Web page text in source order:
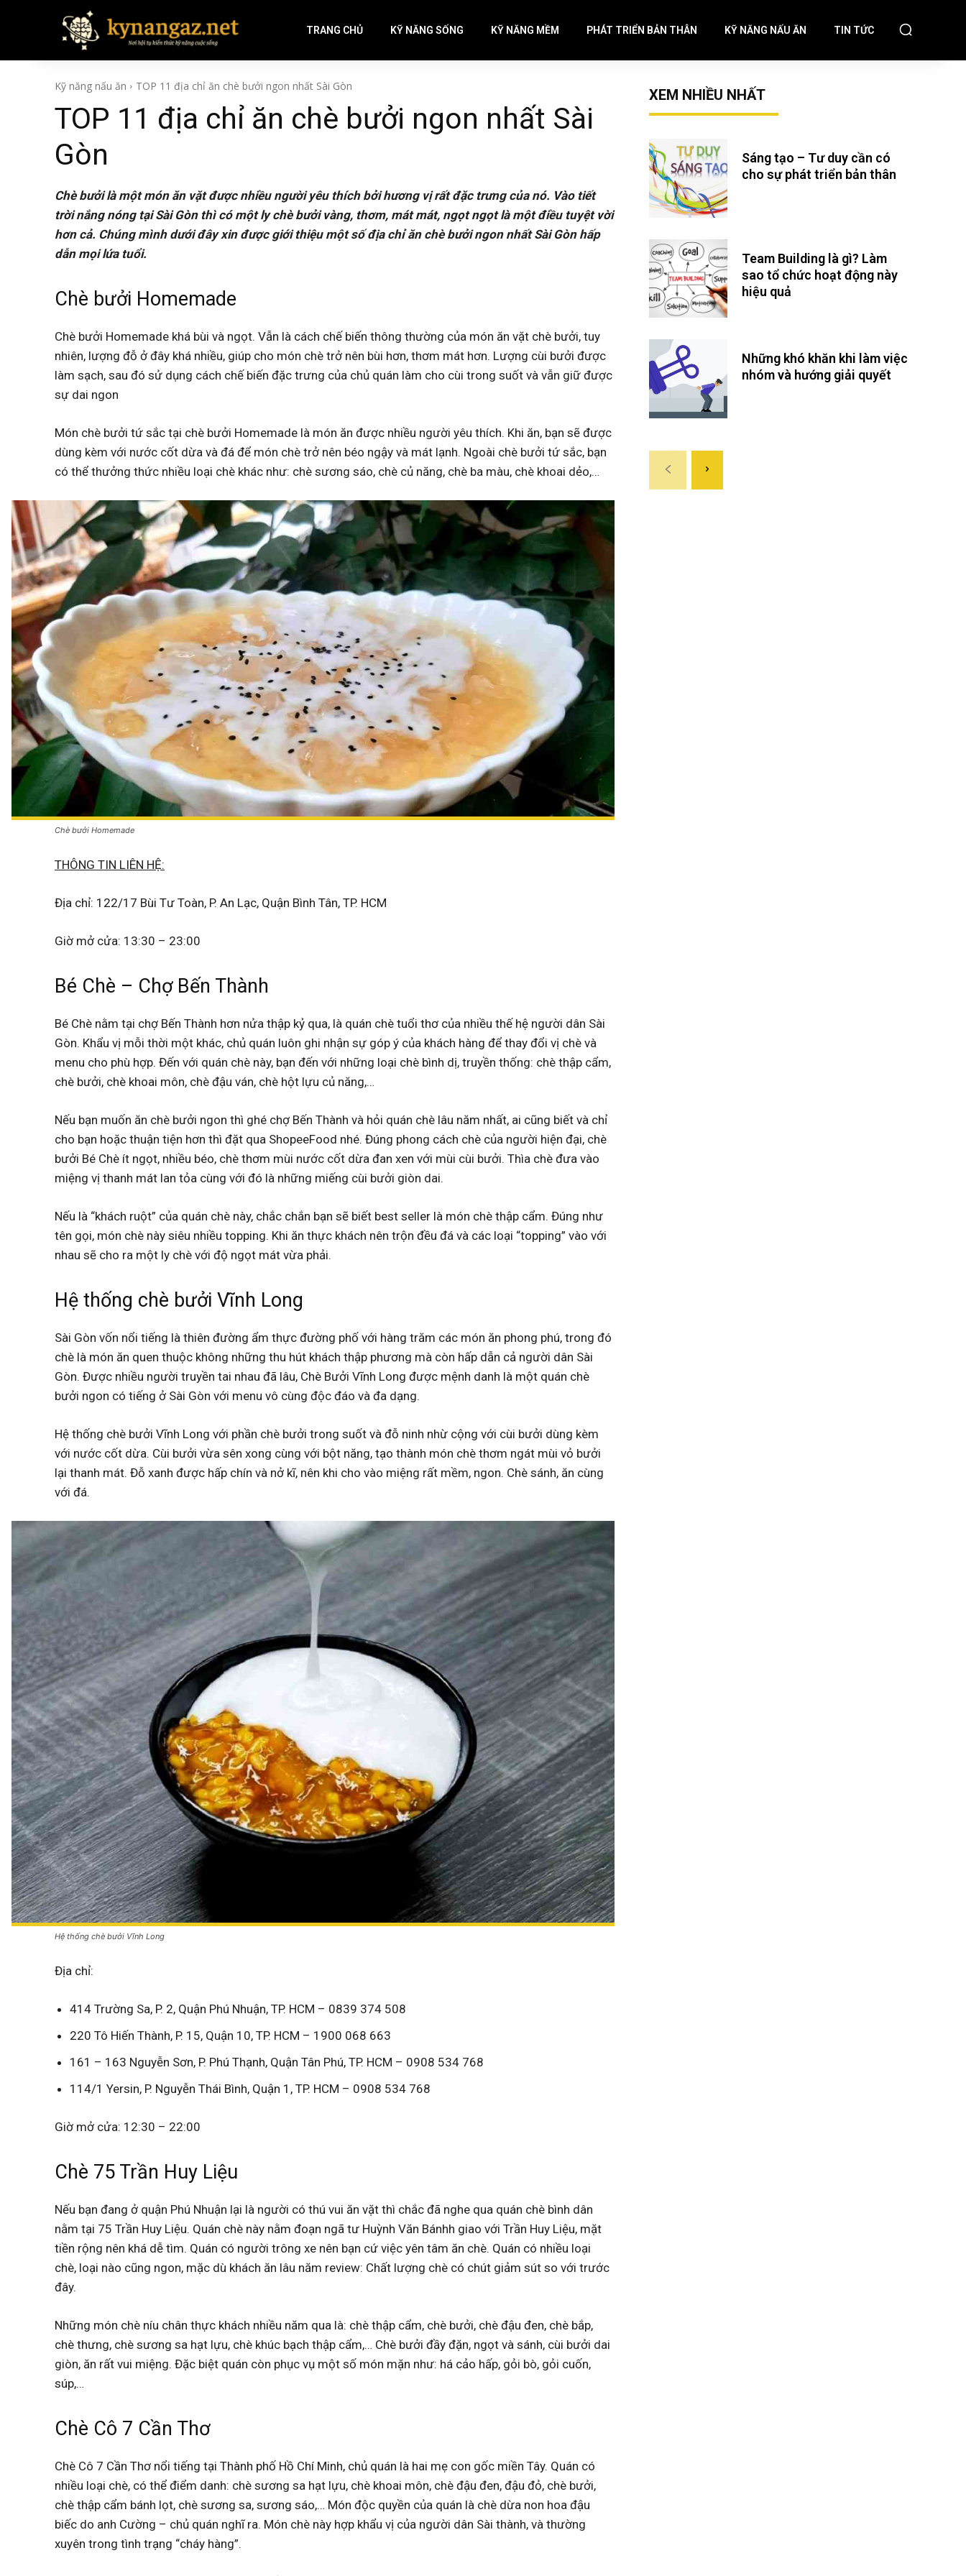
TRANG CHỦ KỸ NĂNG SỐNG KỸ NĂNG MỀM PHÁT TRIỂN BẢN THÂN KỸ NĂNG NẤU ĂN TIN TỨC
Kỹ năng nấu ăn TOP 11 địa chỉ ăn chè bưởi ngon nhất Sài Gòn
TOP 11 địa chỉ ăn chè bưởi ngon nhất Sài
Gòn
Chè bưởi là một món ăn vặt được nhiều người yêu thích bởi hương vị rất đặc trưng của nó. Vào tiết
trời nắng nóng tại Sài Gòn thì có một ly chè bưởi vàng, thơm, mát mát, ngọt ngọt là một điều tuyệt vời
hơn cả. Chúng mình dưới đây xin được giới thiệu một số địa chỉ ăn chè bưởi ngon nhất Sài Gòn hấp
dẫn mọi lứa tuổi.
Chè bưởi Homemade
Chè bưởi Homemade khá bùi và ngọt. Vẫn là cách chế biến thông thường của món ăn vặt chè bưởi, tuy
nhiên, lượng đỗ ở đây khá nhiều, giúp cho món chè trở nên bùi hơn, thơm mát hơn. Lượng cùi bưởi được
làm sạch, sau đó sử dụng cách chế biến đặc trưng của chủ quán làm cho cùi trong suốt và vẫn giữ được
sự dai ngon
Món chè bưởi tứ sắc tại chè bưởi Homemade là món ăn được nhiều người yêu thích. Khi ăn, bạn sẽ được
dùng kèm với nước cốt dừa và đá để món chè trở nên béo ngậy và mát lạnh. Ngoài chè bưởi tứ sắc, bạn
có thể thưởng thức nhiều loại chè khác như: chè sương sáo, chè củ năng, chè ba màu, chè khoai dẻo,…
Chè bưởi Homemade
THÔNG TIN LIÊN HỆ:
Địa chỉ: 122/17 Bùi Tư Toàn, P. An Lạc, Quận Bình Tân, TP. HCM
Giờ mở cửa: 13:30 – 23:00
Bé Chè – Chợ Bến Thành
Bé Chè nằm tại chợ Bến Thành hơn nửa thập kỷ qua, là quán chè tuổi thơ của nhiều thế hệ người dân Sài
Gòn. Khẩu vị mỗi thời một khác, chủ quán luôn ghi nhận sự góp ý của khách hàng để thay đổi vị chè và
menu cho phù hợp. Đến với quán chè này, bạn đến với những loại chè bình dị, truyền thống: chè thập cẩm,
chè bưởi, chè khoai môn, chè đậu ván, chè hột lựu củ năng,…
Nếu bạn muốn ăn chè bưởi ngon thì ghé chợ Bến Thành và hỏi quán chè lâu năm nhất, ai cũng biết và chỉ
cho bạn hoặc thuận tiện hơn thì đặt qua ShopeeFood nhé. Đúng phong cách chè của người hiện đại, chè
bưởi Bé Chè ít ngọt, nhiều béo, chè thơm mùi nước cốt dừa đan xen với mùi cùi bưởi. Thìa chè đưa vào
miệng vị thanh mát lan tỏa cùng với đó là những miếng cùi bưởi giòn dai.
Nếu là “khách ruột” của quán chè này, chắc chắn bạn sẽ biết best seller là món chè thập cẩm. Đúng như
tên gọi, món chè này siêu nhiều topping. Khi ăn thực khách nên trộn đều đá và các loại “topping” vào với
nhau sẽ cho ra một ly chè với độ ngọt mát vừa phải.
Hệ thống chè bưởi Vĩnh Long
Sài Gòn vốn nổi tiếng là thiên đường ẩm thực đường phố với hàng trăm các món ăn phong phú, trong đó
chè là món ăn quen thuộc không những thu hút khách thập phương mà còn hấp dẫn cả người dân Sài
Gòn. Được nhiều người truyền tai nhau đã lâu, Chè Bưởi Vĩnh Long được mệnh danh là một quán chè
bưởi ngon có tiếng ở Sài Gòn với menu vô cùng độc đáo và đa dạng.
Hệ thống chè bưởi Vĩnh Long với phần chè bưởi trong suốt và đỗ ninh nhừ cộng với cùi bưởi dùng kèm
với nước cốt dừa. Cùi bưởi vừa sên xong cùng với bột năng, tạo thành món chè thơm ngát mùi vỏ bưởi
lại thanh mát. Đỗ xanh được hấp chín và nở kĩ, nên khi cho vào miệng rất mềm, ngon. Chè sánh, ăn cùng
với đá.
Hệ thống chè bưởi Vĩnh Long
Địa chỉ:
414 Trường Sa, P. 2, Quận Phú Nhuận, TP. HCM – 0839 374 508
220 Tô Hiến Thành, P. 15, Quận 10, TP. HCM – 1900 068 663
161 – 163 Nguyễn Sơn, P. Phú Thạnh, Quận Tân Phú, TP. HCM – 0908 534 768
114/1 Yersin, P. Nguyễn Thái Bình, Quận 1, TP. HCM – 0908 534 768
Giờ mở cửa: 12:30 – 22:00
Chè 75 Trần Huy Liệu
Nếu bạn đang ở quận Phú Nhuận lại là người có thú vui ăn vặt thì chắc đã nghe qua quán chè bình dân
nằm tại 75 Trần Huy Liệu. Quán chè này nằm đoạn ngã tư Huỳnh Văn Bánhh giao với Trần Huy Liệu, mặt
tiền rộng nên khá dễ tìm. Quán có người trông xe nên bạn cứ việc yên tâm ăn chè. Quán có nhiều loại
chè, loại nào cũng ngon, mặc dù khách ăn lâu năm review: Chất lượng chè có chút giảm sút so với trước
đây.
Những món chè níu chân thực khách nhiều năm qua là: chè thập cẩm, chè bưởi, chè đậu đen, chè bắp,
chè thưng, chè sương sa hạt lựu, chè khúc bạch thập cẩm,… Chè bưởi đầy đặn, ngọt và sánh, cùi bưởi dai
giòn, ăn rất vui miệng. Đặc biệt quán còn phục vụ một số món mặn như: há cảo hấp, gỏi bò, gỏi cuốn,
súp,…
Chè Cô 7 Cần Thơ
Chè Cô 7 Cần Thơ nổi tiếng tại Thành phố Hồ Chí Minh, chủ quán là hai mẹ con gốc miền Tây. Quán có
nhiều loại chè, có thể điểm danh: chè sương sa hạt lựu, chè khoai môn, chè đậu đen, đậu đỏ, chè bưởi,
chè thập cẩm bánh lọt, chè sương sa, sương sáo,… Món độc quyền của quán là chè dừa non hoa đậu
biếc do anh Cường – chủ quán nghĩ ra. Món chè này hợp khẩu vị của người dân Sài thành, và thường
xuyên trong tình trạng “cháy hàng”.
XEM NHIỀU NHẤT
Sáng tạo – Tư duy cần có
cho sự phát triển bản thân
Team Building là gì? Làm
sao tổ chức hoạt động này
hiệu quả
Những khó khăn khi làm việc
nhóm và hướng giải quyết